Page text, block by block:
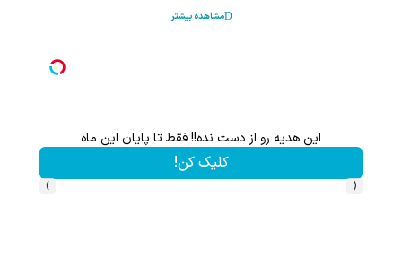
مشاهده بیشتر
این هدیه رو از دست نده!! فقط تا پایان این ماه
کلیک کن!
‹
›